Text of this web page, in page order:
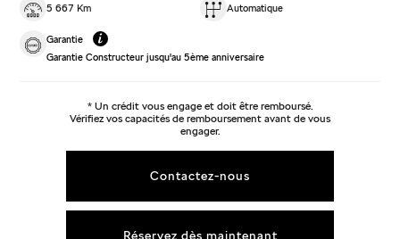
5 667 Km Automatique
Garantie
Garantie Constructeur jusqu'au 5ème anniversaire
Réservez dès maintenant
Contactez-nous
* Un crédit vous engage et doit être remboursé.
Vérifiez vos capacités de remboursement avant de vous
engager.